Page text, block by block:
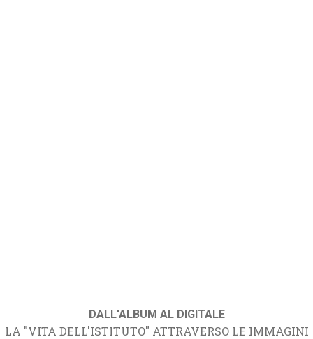
DALL'ALBUM AL DIGITALE
LA "VITA DELL'ISTITUTO" ATTRAVERSO LE IMMAGINI